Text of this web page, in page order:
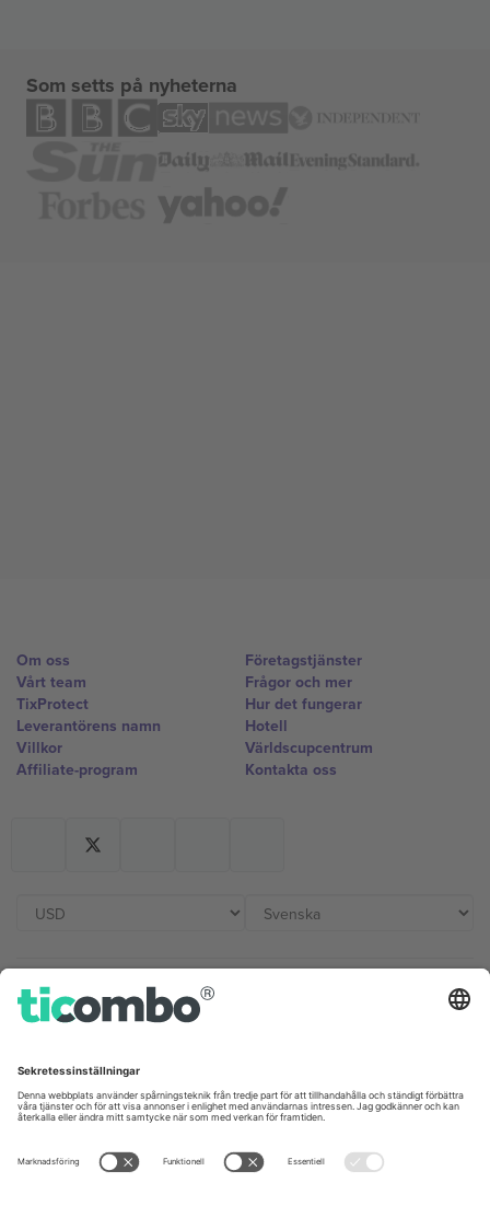
Som setts på nyheterna
Om oss
Vårt team
TixProtect
Leverantörens namn
Villkor
Affiliate-program
Företagstjänster
Frågor och mer
Hur det fungerar
Hotell
Världscupcentrum
Kontakta oss
Kontor och support
Unter den Linden 24, 10117
Berlin, Germany
London, EC1V 1AW, United
Kingdom
United States
Switzerland